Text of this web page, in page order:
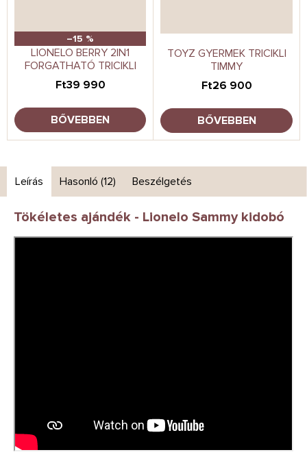
–15 %
LIONELO BERRY 2IN1
FORGATHATÓ TRICIKLI
Ft39 990
BŐVEBBEN
TOYZ GYERMEK TRICIKLI
TIMMY
Ft26 900
BŐVEBBEN
Leírás Hasonló (12) Beszélgetés
Tökéletes ajándék - Lionelo Sammy kidobó